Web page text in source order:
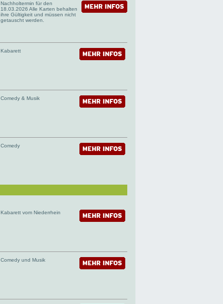
Nachholtermin für den
18.03.2026 Alle Karten behalten
ihre Gültigkeit und müssen nicht
getauscht werden.
Kabarett
Comedy & Musik
Comedy
Kabarett vom Niederrhein
Comedy und Musik